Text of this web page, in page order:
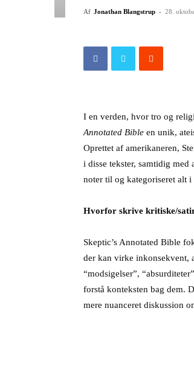
Af Jonathan Blangstrup - 28.
I en verden, hvor tro og
Annotated Bible en unik,
Oprettet af amerikaneren,
i disse tekster, samtidig
noter til og kategoriseret alt
Hvorfor skrive kritiske/
Skeptic’s Annotated Bible
der kan virke inkonsekvent,
“modsigelser”,
forstå konteksten bag dem.
mere nuanceret diskussion